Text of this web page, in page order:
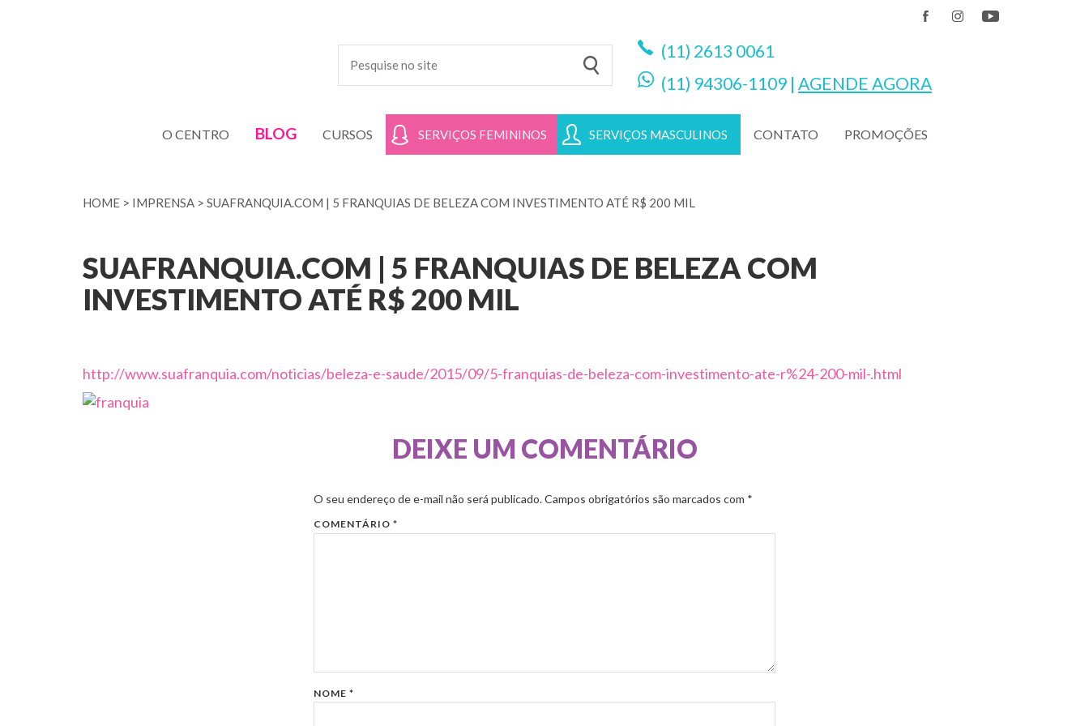
(11) 2613 0061
(11) 94306-1109 | AGENDE AGORA
O CENTRO BLOG CURSOS SERVIÇOS FEMININOS SERVIÇOS MASCULINOS CONTATO PROMOÇÕES
HOME > IMPRENSA > SUAFRANQUIA.COM | 5 FRANQUIAS DE BELEZA COM INVESTIMENTO ATÉ R$ 200 MIL
SUAFRANQUIA.COM | 5 FRANQUIAS DE BELEZA COM
INVESTIMENTO ATÉ R$ 200 MIL
http://www.suafranquia.com/noticias/beleza-e-saude/2015/09/5-franquias-de-beleza-com-investimento-ate-r%24-200-mil-.html
DEIXE UM COMENTÁRIO
O seu endereço de e-mail não será publicado.Campos obrigatórios são marcados com *
COMENTÁRIO *
NOME *